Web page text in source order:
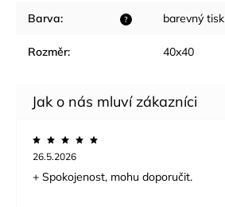
?
Barva: barevný tisk
Rozměr: 40x40
26.5.2026
+ Spokojenost, mohu doporučit.